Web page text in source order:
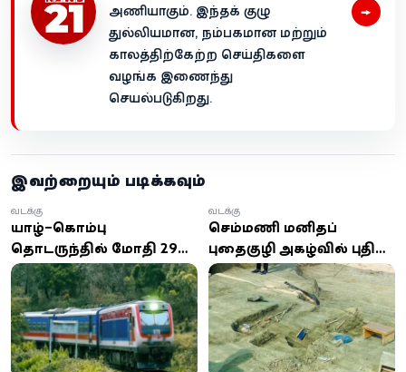
அணியாகும். இந்தக் குழு
துல்லியமான, நம்பகமான மற்றும்
காலத்திற்கேற்ற செய்திகளை
வழங்க இணைந்து
செயல்படுகிறது.
→
இவற்றையும் படிக்கவும்
யாழ்–கொழும்பு
தொடருந்தில் மோதி 29
வயது பெண் உயிரிழப்பு:
பாதுகாப்பற்ற கடவை
குறித்து மக்கள்
குற்றச்சாட்டு
வடக்கு
செம்மணி மனிதப்
புதைகுழி அகழ்வில் புதிய
கண்டுபிடிப்பு: மேலும் 6
மனித என்புக்கூடுகள்
அடையாளம்
வடக்கு